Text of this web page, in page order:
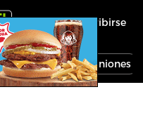
Inscribirse
Economía Opiniones